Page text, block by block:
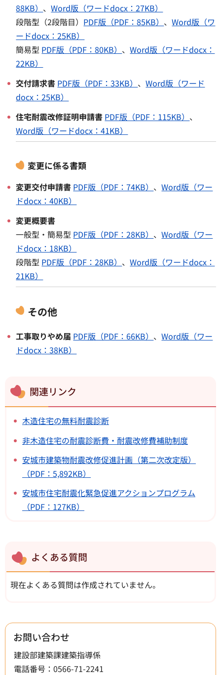
88KB） 、Word版（ワードdocx：27KB）
段階型（2段階目） PDF版（PDF：85KB） 、Word版（ワ
ードdocx：25KB）
簡易型 PDF版（PDF：80KB） 、Word版（ワードdocx：
22KB）
交付請求書 PDF版（PDF：33KB） 、Word版（ワード
docx：25KB）
住宅耐震改修証明申請書 PDF版（PDF：115KB） 、
Word版（ワードdocx ：41KB）
変更に係る書類
変更交付申請書 PDF版（PDF：74KB） 、Word版（ワー
ドdocx ：40KB）
変更概要書
一般型・簡易型 PDF版（PDF：28KB） 、Word版（ワー
ドdocx：18KB）
段階型 PDF版（PDF：28KB） 、Word版（ワードdocx：
21KB）
その他
工事取りやめ届 PDF版（PDF：66KB） 、Word版（ワー
ドdocx ：38KB）
関連リンク
木造住宅の無料耐震診断
非木造住宅の耐震診断費・耐震改修費補助制度
安城市建築物耐震改修促進計画（第二次改定版）
（PDF：5,892KB）
安城市住宅耐震化緊急促進アクションプログラム
（PDF：127KB）
よくある質問
現在よくある質問は作成されていません。
お問い合わせ
建設部建築課建築指導係
電話番号：0566-71-2241